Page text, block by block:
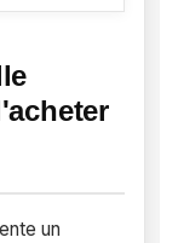
un